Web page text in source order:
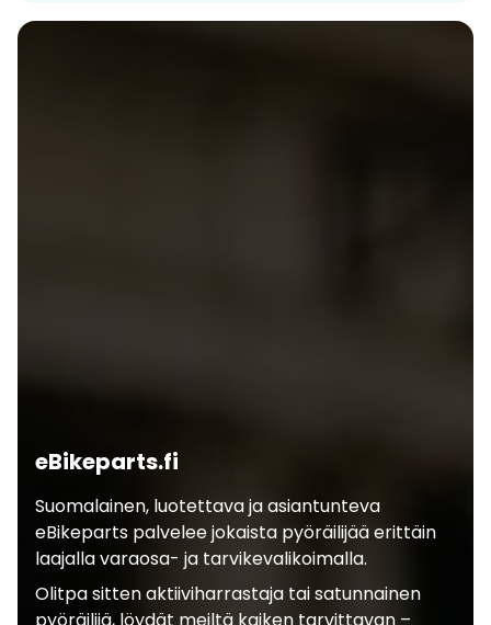
eBikeparts.fi
Suomalainen, luotettava ja asiantunteva
eBikeparts palvelee jokaista pyöräilijää erittäin
laajalla varaosa- ja tarvikevalikoimalla.
Olitpa sitten aktiiviharrastaja tai satunnainen